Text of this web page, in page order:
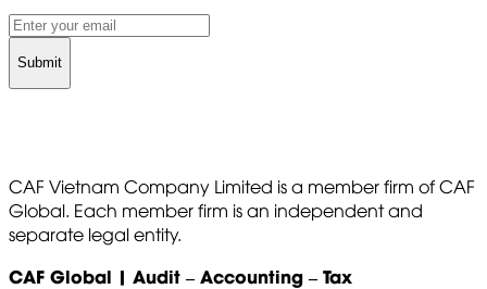
Submit
CAF Vietnam Company Limited is a member firm of CAF
Global. Each member firm is an independent and
separate legal entity.
CAF Global | Audit – Accounting – Tax